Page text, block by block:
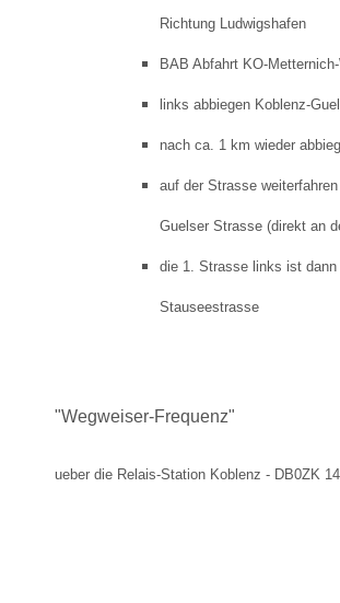
Richtung Ludwigshafen
BAB Abfahrt KO-
links abbiegen Koblenz-
nach ca. 1 km wieder
auf der Strasse
Guelser Strasse (direkt an
die 1. Strasse links ist dann
Stauseestrasse
"Wegweiser-Frequenz"
ueber die Relais-Station Koblenz - DB0ZK